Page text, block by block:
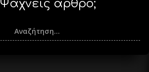
Ψάχνεις άρθρο;